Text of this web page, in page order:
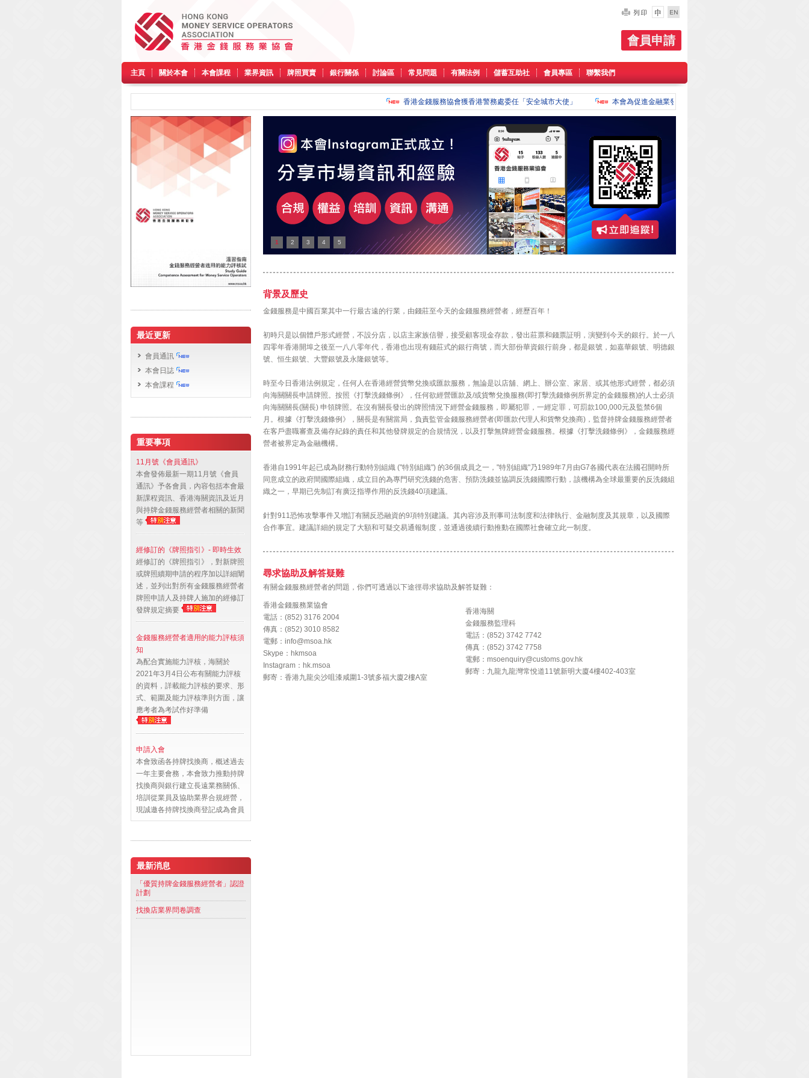
主頁 關於本會 本會課程 業界資訊 牌照買賣 銀行關係 討論區 常見問題 有關法例 儲蓄互助社 會員專區 聯繫我們
會員申請
香港金錢服務協會獲香港警務處委任「安全城市大使」 本會為促進金融業發展，現特設立牌照買賣專頁
1 2 3 4 5
背景及歷史
金錢服務是中國百業其中一行最古遠的行業，由錢莊至今天的金錢服務經營者，經歷百年！
初時只是以個體戶形式經營，不設分店，以店主家族信譽，接受顧客現金存款，發出莊票和錢票証明，演變到今天的銀行。於一八
四零年香港開埠之後至一八八零年代，香港也出現有錢莊式的銀行商號，而大部份華資銀行前身，都是銀號，如嘉華銀號、明德銀
號、恒生銀號、大豐銀號及永隆銀號等。
時至今日香港法例規定，任何人在香港經營貨幣兌換或匯款服務，無論是以店舖、網上、辦公室、家居、或其他形式經營，都必須
向海關關長申請牌照。按照《打擊洗錢條例》，任何欲經營匯款及/或貨幣兌換服務(即打擊洗錢條例所界定的金錢服務)的人士必須
向海關關長(關長) 申領牌照。在沒有關長發出的牌照情況下經營金錢服務，即屬犯罪，一經定罪，可罰款100,000元及監禁6個
月。根據《打擊洗錢條例》，關長是有關當局，負責監管金錢服務經營者(即匯款代理人和貨幣兌換商)，監督持牌金錢服務經營者
在客戶盡職審查及備存紀錄的責任和其他發牌規定的合規情況，以及打擊無牌經營金錢服務。根據《打擊洗錢條例》，金錢服務經
營者被界定為金融機構。
香港自1991年起已成為財務行動特別組織 ("特別組織") 的36個成員之一，"特別組織"乃1989年7月由G7各國代表在法國召開時所
同意成立的政府間國際組織，成立目的為專門研究洗錢的危害、預防洗錢並協調反洗錢國際行動，該機構為全球最重要的反洗錢組
織之一，早期已先制訂有廣泛指導作用的反洗錢40項建議。
針對911恐怖攻擊事件又增訂有關反恐融資的9項特別建議。其內容涉及刑事司法制度和法律執行、金融制度及其規章，以及國際
合作事宜。建議詳細的規定了大額和可疑交易通報制度，並通過後續行動推動在國際社會確立此一制度。
尋求協助及解答疑難
有關金錢服務經營者的問題，你們可透過以下途徑尋求協助及解答疑難：
香港金錢服務業協會
電話：(852) 3176 2004
傳真：(852) 3010 8582
電郵： info@msoa.hk
Skype：hkmsoa
Instagram： hk.msoa
郵寄：香港九龍尖沙咀漆咸圍1-3號多福大廈2樓A室
香港海關
金錢服務監理科
電話：(852) 3742 7742
傳真：(852) 3742 7758
電郵： msoenquiry@customs.gov.hk
郵寄：九龍九龍灣常悅道11號新明大廈4樓402-403室
最近更新
會員通訊
本會日誌
本會課程
重要事項
11月號《會員通訊》
本會發佈最新一期11月號《會員
通訊》予各會員，內容包括本會最
新課程資訊、香港海關資訊及近月
與持牌金錢服務經營者相關的新聞
等
經修訂的《牌照指引》- 即時生效
經修訂的《牌照指引》，對新牌照
或牌照續期申請的程序加以詳細闡
述，並列出對所有金錢服務經營者
牌照申請人及持牌人施加的經修訂
發牌規定摘要
金錢服務經營者適用的能力評核須
知
為配合實施能力評核，海關於
2021年3月4日公布有關能力評核
的資料，詳載能力評核的要求、形
式、範圍及能力評核準則方面，讓
應考者為考試作好準備
申請入會
本會致函各持牌找換商，概述過去
一年主要會務，本會致力推動持牌
找換商與銀行建立長遠業務關係、
培訓從業員及協助業界合規經營，
現誠邀各持牌找換商登記成為會員
最新消息
「優質持牌金錢服務經營者」認證
計劃
找換店業界問卷調查